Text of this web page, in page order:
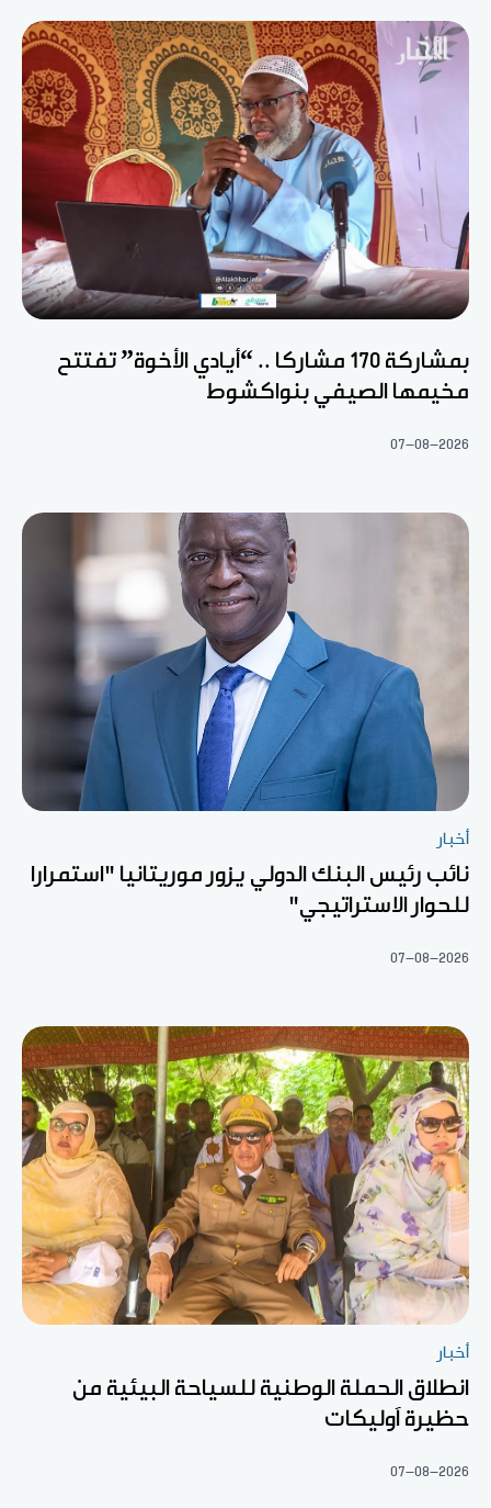
بمشاركة 170 مشاركا .. “أيادي الأخوة” تفتتح
مخيمها الصيفي بنواكشوط
07-08-2026
أخبار
نائب رئيس البنك الدولي يزور موريتانيا "استمرارا
للحوار الاستراتيجي"
07-08-2026
أخبار
انطلاق الحملة الوطنية للسياحة البيئية من
حظيرة آوليكات
07-08-2026